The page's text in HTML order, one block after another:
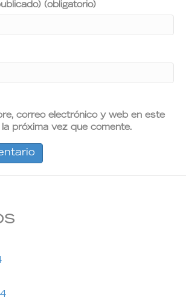
(obligatorio)
correo electrónico y web en este
próxima vez que comente.